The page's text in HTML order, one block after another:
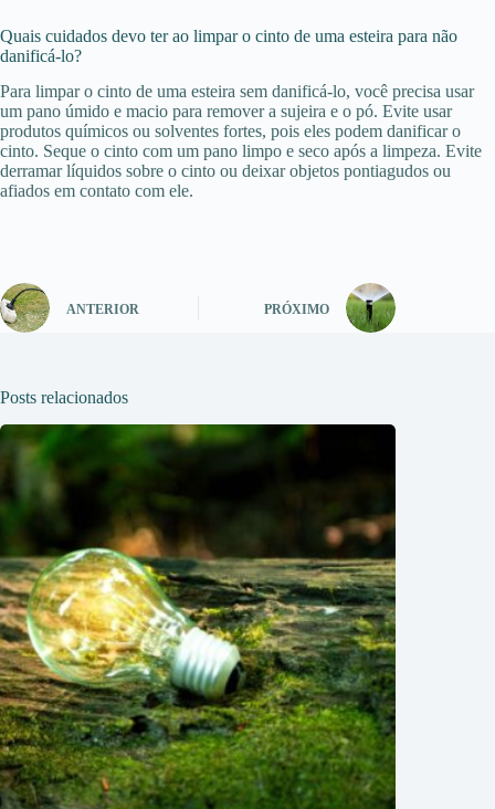
Quais cuidados devo ter ao limpar o cinto de uma esteira para não
danificá-lo?
Para limpar o cinto de uma esteira sem danificá-lo, você precisa usar
um pano úmido e macio para remover a sujeira e o pó. Evite usar
produtos químicos ou solventes fortes, pois eles podem danificar o
cinto. Seque o cinto com um pano limpo e seco após a limpeza. Evite
derramar líquidos sobre o cinto ou deixar objetos pontiagudos ou
afiados em contato com ele.
ANTERIOR PRÓXIMO
Posts relacionados